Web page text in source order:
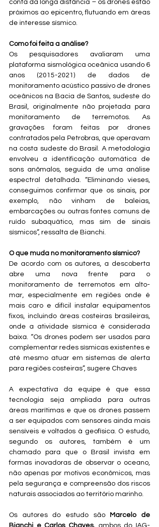
conta da longa distância – os drones estão
próximos ao epicentro, flutuando em áreas
de interesse sísmico.
Como foi feita a análise?
Os pesquisadores avaliaram uma
plataforma sismológica oceânica usando 6
anos (2015-2021) de dados de
monitoramento acústico passivo de drones
oceânicos na Bacia de Santos, sudeste do
Brasil, originalmente não projetada para
monitoramento de terremotos. As
gravações foram feitas por drones
contratados pela Petrobras, que operavam
na costa sudeste do Brasil. A metodologia
envolveu a identificação automática de
sons anômalos, seguida de uma análise
espectral detalhada. “Eliminando vieses,
conseguimos confirmar que os sinais, por
exemplo, não vinham de baleias,
embarcações ou outras fontes comuns de
ruído subaquático, mas sim de sinais
sísmicos”, ressalta de Bianchi.
O que muda no monitoramento sísmico?
De acordo com os autores, a descoberta
abre uma nova frente para o
monitoramento de terremotos em alto-
mar, especialmente em regiões onde é
mais caro e difícil instalar equipamentos
fixos, incluindo áreas costeiras brasileiras,
onde a atividade sísmica é considerada
baixa. “Os drones podem ser usados para
complementar redes sísmicas existentes e
até mesmo atuar em sistemas de alerta
para regiões costeiras”, sugere Chaves
A expectativa da equipe é que essa
tecnologia seja ampliada para outras
áreas marítimas e que os drones passem
a ser equipados com sensores ainda mais
sensíveis e voltados à geofísica. O estudo,
segundo os autores, também é um
chamado para que o Brasil invista em
formas inovadoras de observar o oceano,
não apenas por motivos econômicos, mas
pela segurança e compreensão dos riscos
naturais associados ao território marinho.
Os autores do estudo são
Marcelo de
Bianchi e Carlos Chaves, ambos do IAG-